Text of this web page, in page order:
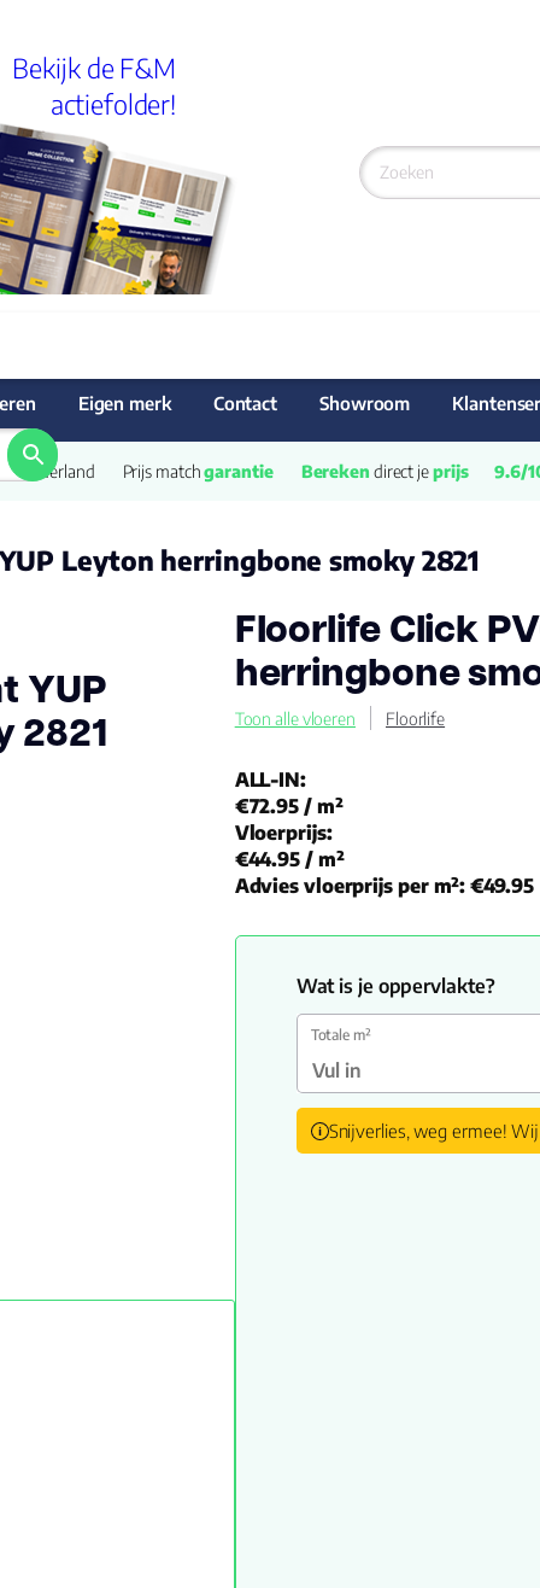
Bekijk de F&M
actiefolder!
Eigen merk Contact Showroom
Nederland Prijs match garantie Bereken direct je prijs 9.6/
Leyton herringbone smoky 2821
YUP
2821
Floorlife Click
herringbone
Toon alle vloeren Floorlife
ALL-IN:
€72.95 / m²
Vloerprijs:
€44.95 / m²
Advies vloerprijs per m²: €49.95
Wat is je oppervlakte?
Totale m²
Snijverlies, weg ermee!